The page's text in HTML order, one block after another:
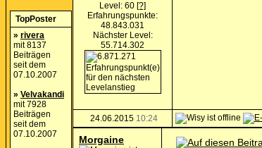
TopPoster
» rivera
mit 8137
Beiträgen
seit dem
07.10.2007
» Velvakandi
mit 7928
Beiträgen
seit dem
07.10.2007
Level: 60 [?]
Erfahrungspunkte:
48.843.031
Nächster Level:
55.714.302
24.06.2015 10:24
Morgaine